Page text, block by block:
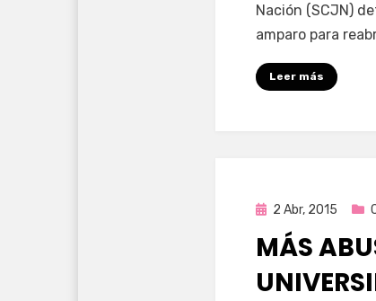
Nación (SCJN)
amparo para
Leer más
Publicada
2 Abr, 2015
MÁS